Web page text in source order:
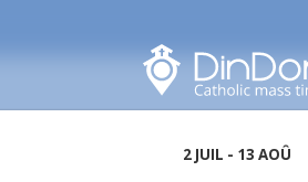
2 JUIL - 13 AOÛ